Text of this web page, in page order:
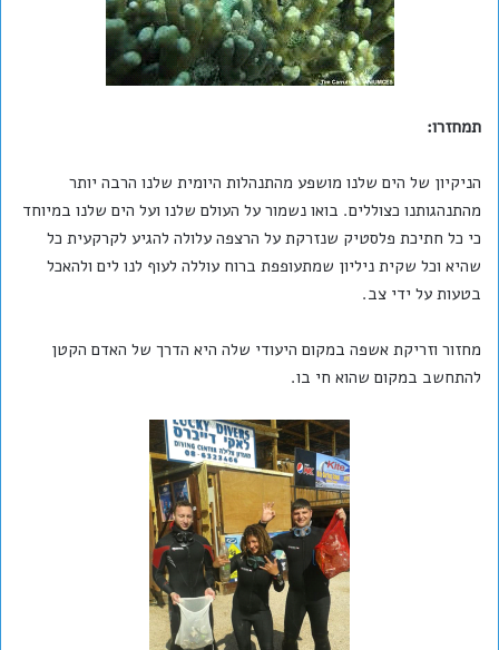
תמחזרו:
הניקיון של הים שלנו מושפע מהתנהלות היומית שלנו הרבה יותר
מהתנהגותנו כצוללים. בואו נשמור על העולם שלנו ועל הים שלנו במיוחד
כי כל חתיכת פלסטיק שנזרקת על הרצפה עלולה להגיע לקרקעית כל
שהיא וכל שקית ניליון שמתעופפת ברוח עוללה לעוף לנו לים ולהאכל
בטעות על ידי צב.
מחזור וזריקת אשפה במקום היעודי שלה היא הדרך של האדם הקטן
להתחשב במקום שהוא חי בו.